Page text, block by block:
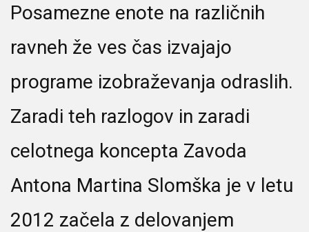
Posamezne enote na različnih
ravneh že ves čas izvajajo
programe izobraževanja odraslih.
Zaradi teh razlogov in zaradi
celotnega koncepta Zavoda
Antona Martina Slomška je v letu
2012 začela z delovanjem